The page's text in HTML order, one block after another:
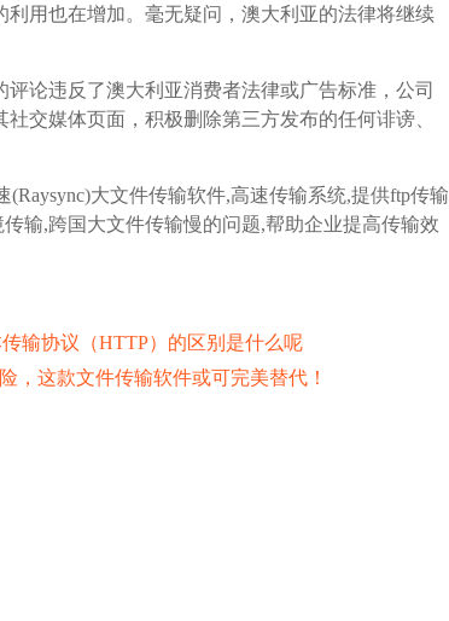
用也在增加。毫无疑问，澳大利亚的法律将继续
论违反了澳大利亚消费者法律或广告标准，公司
交媒体页面，积极删除第三方发布的任何诽谤、
(Raysync)大文件传输软件,高速传输系统,提供ftp传输
输,跨国大文件传输慢的问题,帮助企业提高传输效
输协议（HTTP）的区别是什么呢
，这款文件传输软件或可完美替代！